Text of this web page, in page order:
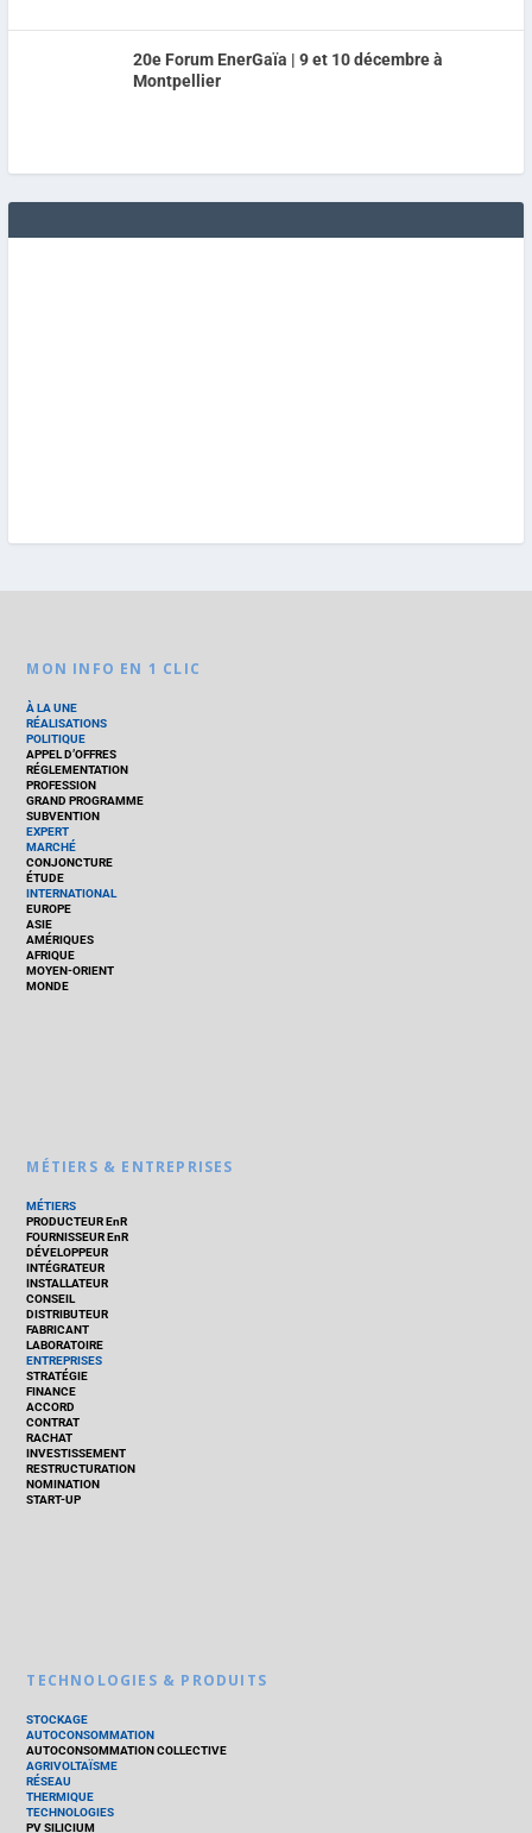
20e Forum EnerGaïa | 9 et 10 décembre à
Montpellier
MON INFO EN 1 CLIC
À LA UNE
RÉALISATIONS
POLITIQUE
APPEL D’OFFRES
RÉGLEMENTATION
PROFESSION
GRAND PROGRAMME
SUBVENTION
EXPERT
MARCHÉ
CONJONCTURE
ÉTUDE
INTERNATIONAL
EUROPE
ASIE
AMÉRIQUES
AFRIQUE
MOYEN-ORIENT
MONDE
MÉTIERS & ENTREPRISES
MÉTIERS
PRODUCTEUR EnR
FOURNISSEUR EnR
DÉVELOPPEUR
INTÉGRATEUR
INSTALLATEUR
CONSEIL
DISTRIBUTEUR
FABRICANT
LABORATOIRE
ENTREPRISES
STRATÉGIE
FINANCE
ACCORD
CONTRAT
RACHAT
INVESTISSEMENT
RESTRUCTURATION
NOMINATION
START-UP
TECHNOLOGIES & PRODUITS
STOCKAGE
AUTOCONSOMMATION
AUTOCONSOMMATION COLLECTIVE
AGRIVOLTAÏSME
RÉSEAU
THERMIQUE
TECHNOLOGIES
PV SILICIUM